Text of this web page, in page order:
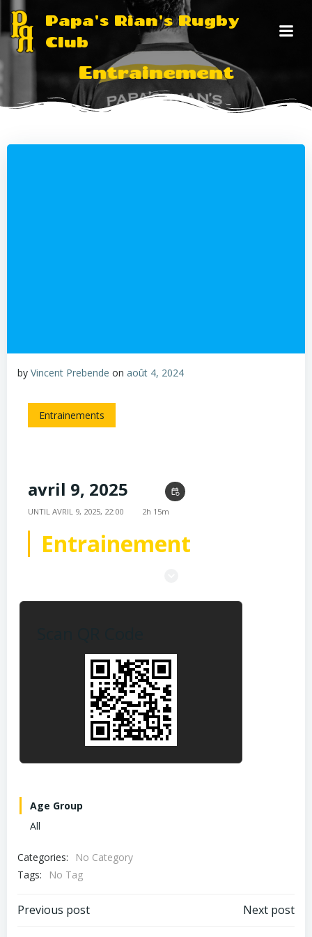
Aller
au
contenu
Papa's Rian's Rugby
Club
Entrainement
by Vincent Prebende on août 4, 2024
Entrainements
avril 9, 2025 event_repeat
UNTIL AVRIL 9, 2025, 22:00 2h 15m
Entrainement
Age Group
All
Categories:
No Category
Tags:
No Tag
Post
Previous post
PostNext post